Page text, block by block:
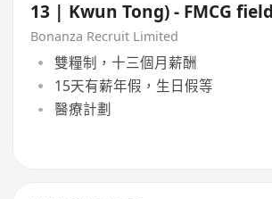
13 | Kwun Tong) - FMCG field
Bonanza Recruit Limited
雙糧制，十三個月薪酬
15天有薪年假，生日假等
醫療計劃